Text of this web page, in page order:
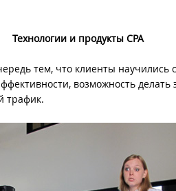
Технологии и продукты CPA
тем, что клиенты научились
возможность
трафик.